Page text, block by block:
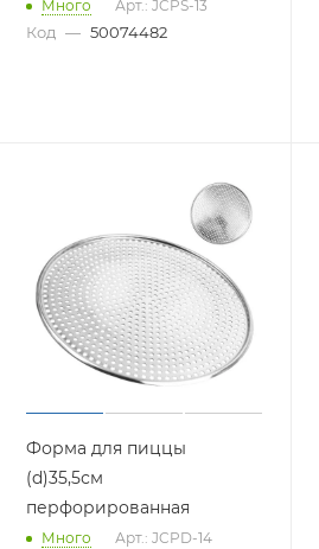
Много Арт.: JCPS-13
Код — 50074482
Форма для пиццы
(d)35,5см
перфорированная
Много Арт.: JCPD-14